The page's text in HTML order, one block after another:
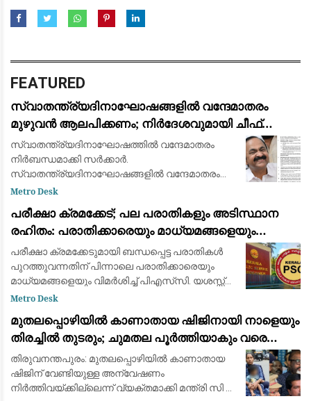
FEATURED
സ്വാതന്ത്ര്യദിനാഘോഷങ്ങളിൽ വന്ദേമാതരം
മുഴുവൻ ആലപിക്കണം; നിർദേശവുമായി ചീഫ്
സെക്രട്ടറി
സ്വാതന്ത്ര്യദിനാഘോഷത്തിൽ വന്ദേമാതരം
നിർബന്ധമാക്കി സർക്കാർ.
സ്വാതന്ത്ര്യദിനാഘോഷങ്ങളിൽ വന്ദേമാതരം
മുഴുവനായും ആലപിക്കണമെന്നാണ് ചീഫ്
നിർബന്ധമാക്കാനുള്ള കേന്ദ്ര തീരുമാ
Metro Desk
പരീക്ഷാ ക്രമക്കേട്; പല പരാതികളും അടിസ്ഥാന
രഹിതം: പരാതിക്കാരെയും മാധ്യമങ്ങളെയും
വിമര്‍ശിച്ച് പിഎസ്‌സി
പരീക്ഷാ ക്രമക്കേടുമായി ബന്ധപ്പെട്ട പരാതികള്‍
പുറത്തുവന്നതിന് പിന്നാലെ പരാതിക്കാരെയും
മാധ്യമങ്ങളെയും വിമര്‍ശിച്ച് പിഎസ്‌സി. യശസ്സ്
കളങ്കപ്പെടുത്താന്‍ ബോധപൂര്‍വ്വം
Metro Desk
മുതലപ്പൊഴിയിൽ കാണാതായ ഷിജിനായി നാളെയും
തിരച്ചിൽ തുടരും; ചുമതല പൂർത്തിയാകും വരെ
തീരത്തുണ്ടാകുമെന്ന് മന്ത്രി സി.പി. ജോൺ
തിരുവനന്തപുരം: മുതലപ്പൊഴിയില്‍ കാണാതായ
ഷിജിന് വേണ്ടിയുള്ള അന്വേഷണം
നിര്‍ത്തിവയ്ക്കില്ലെന്ന് വ്യക്തമാക്കി മന്ത്രി സി പി